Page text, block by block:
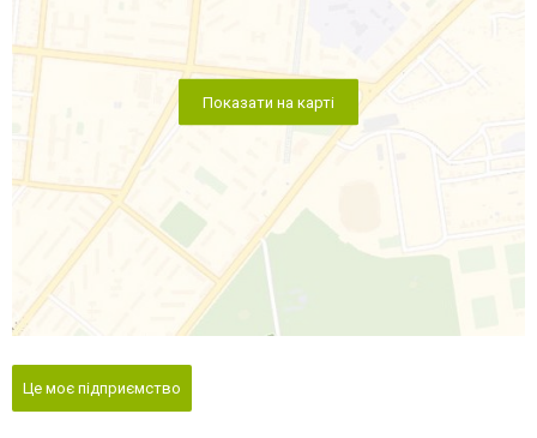
Показати на карті
Це моє підприємство